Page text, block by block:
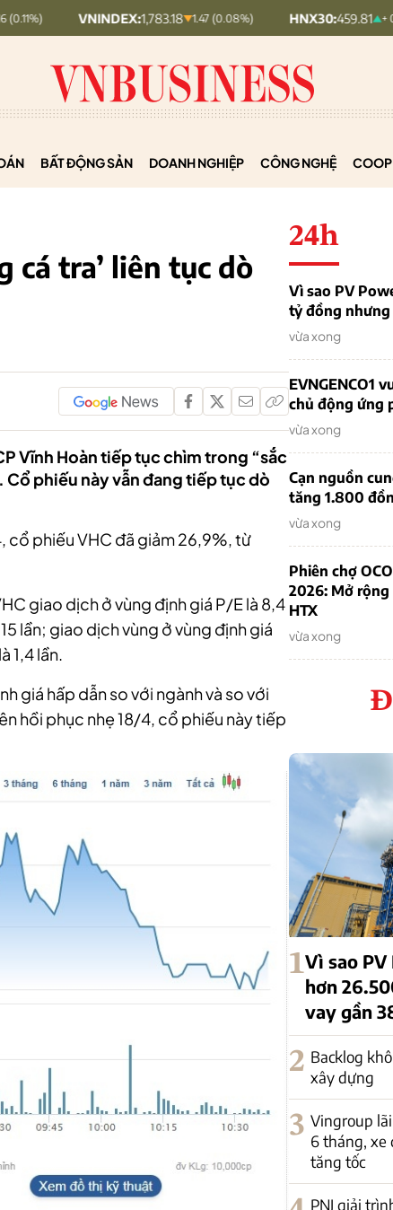
VNINDEX: 1,783.18 1.47 (0.08%) HNX30: 459.81 + 0.75 (+0.16%)
BẤT ĐỘNG SẢN DOANH NGHIỆP CÔNG NGHỆ
cá tra’ liên tục dò
Vĩnh Hoàn tiếp tục chìm trong “sắc
phiếu này vẫn đang tiếp tục dò
cổ phiếu VHC đã giảm 26,9%, từ
giao dịch ở vùng định giá P/E là 8,4
lần; giao dịch vùng ở vùng định giá
1,4 lần.
giá hấp dẫn so với ngành và so với
hồi phục nhẹ 18/4, cổ phiếu này tiếp
24h
Vì sao PV
tỷ đồng nhưng
vừa xong
EVNGENCO1
chủ động ứng
vừa xong
Cạn nguồn
tăng 1.800
vừa xong
Phiên chợ
2026: Mở
HTX
vừa xong
1Vì sao
hơn
vay gần
2 Backlog
xây dựng
3 Vingroup
6 tháng, xe
tăng tốc
PNJ giải